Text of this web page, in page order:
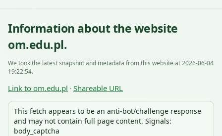
Information about the website
om.edu.pl.
We took the latest snapshot and metadata from this website at 2026-06-04
19:22:54.
Link to om.edu.pl · Shareable URL
This fetch appears to be an anti-bot/challenge response
and may not contain full page content. Signals:
body_captcha